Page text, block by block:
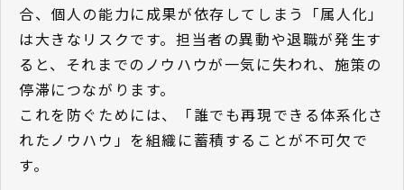
合、個人の能力に成果が依存してしまう「属人化」
は大きなリスクです。担当者の異動や退職が発生す
ると、それまでのノウハウが一気に失われ、施策の
停滞につながります。
これを防ぐためには、「誰でも再現できる体系化さ
れたノウハウ」を組織に蓄積することが不可欠で
す。